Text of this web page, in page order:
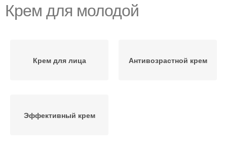
Крем для молодой
Крем для лица Антивозрастной крем
Эффективный крем